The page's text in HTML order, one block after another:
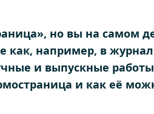
но вы на самом
как, например, в
и выпускные
и как её